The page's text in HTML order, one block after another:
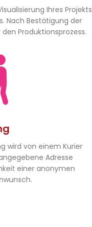
Ihres Projekts
Nach Bestätigung der
Produktionsprozess.
wird von einem Kurier
Adresse
einer anonymen